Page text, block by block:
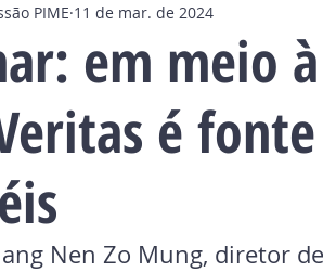
em meio
é
PIME 11 de mar. de 2024
Nen Zo Mung, diretor